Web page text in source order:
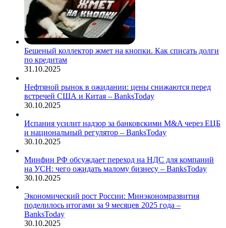
Бешеный коллектор жмет на кнопки. Как списать долги
по кредитам
31.10.2025
Нефтяной рынок в ожидании: цены снижаются перед
встречей США и Китая – BanksToday
30.10.2025
Испания усилит надзор за банковскими M&A через ЕЦБ
и национальный регулятор – BanksToday
30.10.2025
Минфин РФ обсуждает переход на НДС для компаний
на УСН: чего ожидать малому бизнесу – BanksToday
30.10.2025
Экономический рост России: Минэкономразвития
поделилось итогами за 9 месяцев 2025 года –
BanksToday
30.10.2025